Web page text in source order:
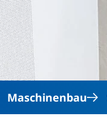
Maschinenbau